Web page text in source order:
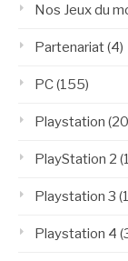
Nos Jeux du
Partenariat(4)
PC(155)
Playstation
PlayStation 2
Playstation 3
Playstation 4